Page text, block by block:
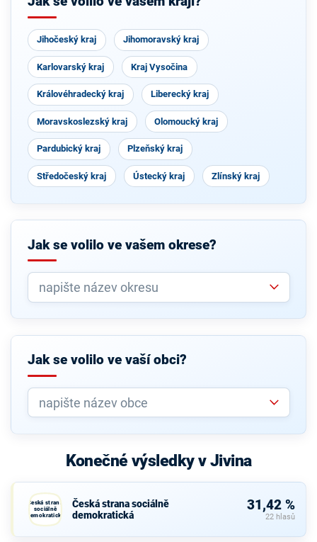
Jihočeský kraj Jihomoravský kraj
Karlovarský kraj Kraj Vysočina
Královéhradecký kraj Liberecký kraj
Moravskoslezský kraj Olomoucký kraj
Pardubický kraj Plzeňský kraj
Středočeský kraj Ústecký kraj Zlínský kraj
Jak se volilo ve vašem okrese?
Jak se volilo ve vaší obci?
Konečné výsledky v Jivina
Česká strana
sociálně
demokratická
Česká strana sociálně
demokratická
31,42 %
22 hlasů